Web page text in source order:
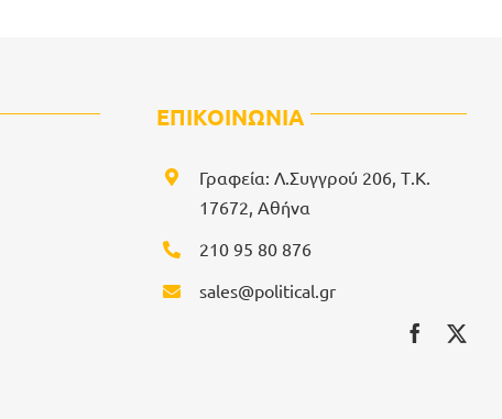
ΕΠΙΚΟΙΝΩΝΙΑ
Γραφεία: Λ.Συγγρού 206, Τ.Κ.
17672, Αθήνα
210 95 80 876
sales@political.gr